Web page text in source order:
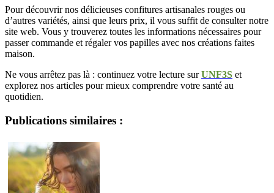
Pour découvrir nos délicieuses confitures artisanales rouges ou
d’autres variétés, ainsi que leurs prix, il vous suffit de consulter notre
site web. Vous y trouverez toutes les informations nécessaires pour
passer commande et régaler vos papilles avec nos créations faites
maison.
Ne vous arrêtez pas là : continuez votre lecture surUNF3S et
explorez nos articles pour mieux comprendre votre santé au
quotidien.
Publications similaires :